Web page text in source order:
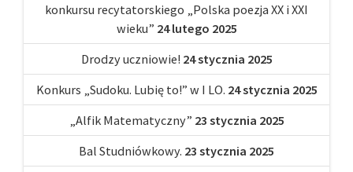
konkursu recytatorskiego „Polska poezja XX i XXI
wieku” 24 lutego 2025
Drodzy uczniowie! 24 stycznia 2025
Konkurs „Sudoku. Lubię to!” w I LO. 24 stycznia 2025
„Alfik Matematyczny” 23 stycznia 2025
Bal Studniówkowy. 23 stycznia 2025